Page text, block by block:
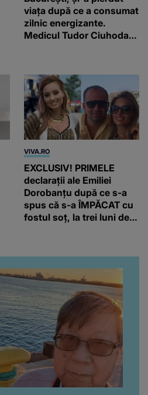
viața după ce a consumat
zilnic energizante.
Medicul Tudor Ciuhodaru
VIVA.RO
EXCLUSIV! PRIMELE
declarații ale Emiliei
Dorobanțu după ce s-a
spus că s-a ÎMPĂCAT cu
fostul soț, la trei luni de
artistă i-a lăsat MASCĂ
pe toți. De data aceasta,
chiar a rupt tăcerea:
”Poate că aveam să ne
spunem, să ne...”